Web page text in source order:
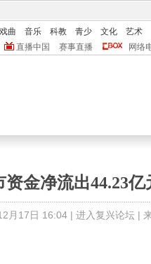
戏曲 音乐 科教 青少 文化
艺术
直播中国 赛事直播 网络
资金净流出44.23亿
月17日 16:04 | 进入复兴论坛|